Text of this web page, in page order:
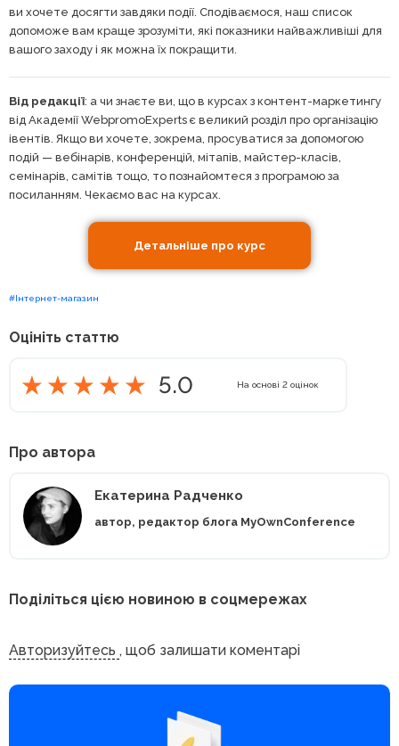
ви хочете досягти завдяки події. Сподіваємося, наш список
допоможе вам краще зрозуміти, які показники найважливіші для
вашого заходу і як можна їх покращити.
Від редакції: а чи знаєте ви, що в курсах з контент-маркетингу
від Академії WebpromoExperts є великий розділ про організацію
івентів. Якщо ви хочете, зокрема, просуватися за допомогою
подій — вебінарів, конференцій, мітапів, майстер-класів,
семінарів, самітів тощо, то познайомтеся з програмою за
посиланням. Чекаємо вас на курсах.
Детальніше про курс
#Інтернет-магазин
Оцініть статтю
5.0 На основі 2 оцінок
Про автора
Екатерина Радченко
автор, редактор блога MyOwnConference
Поділіться цією новиною в соцмережах
Авторизуйтесь , щоб залишати коментарі